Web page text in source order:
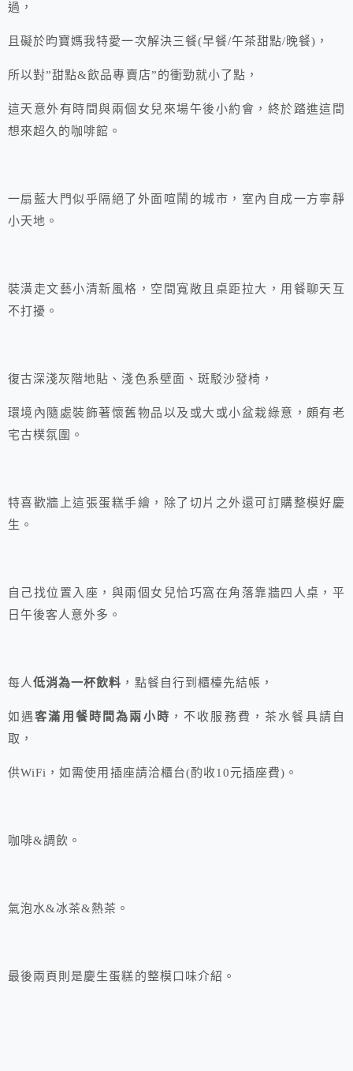
過，
且礙於昀寶媽我特愛一次解決三餐(早餐/午茶甜點/晚餐)，
所以對”甜點&飲品專賣店”的衝勁就小了點，
這天意外有時間與兩個女兒來場午後小約會，終於踏進這間
想來超久的咖啡館。
一扇藍大門似乎隔絕了外面喧鬧的城市，室內自成一方寧靜
小天地。
裝潢走文藝小清新風格，空間寬敞且桌距拉大，用餐聊天互
不打擾。
復古深淺灰階地貼、淺色系壁面、斑駁沙發椅，
環境內隨處裝飾著懷舊物品以及或大或小盆栽綠意，頗有老
宅古樸氛圍。
特喜歡牆上這張蛋糕手繪，除了切片之外還可訂購整模好慶
生。
自己找位置入座，與兩個女兒恰巧窩在角落靠牆四人桌，平
日午後客人意外多。
每人低消為一杯飲料 ，點餐自行到櫃檯先結帳，
如遇客滿用餐時間為兩小時 ，不收服務費，茶水餐具請自
取，
供WiFi，如需使用插座請洽櫃台(酌收10元插座費)。
咖啡&調飲。
氣泡水&冰茶&熱茶。
最後兩頁則是慶生蛋糕的整模口味介紹。